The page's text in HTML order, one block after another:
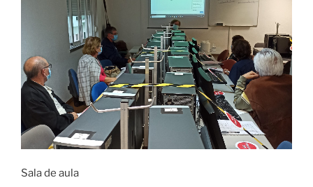
Sala de aula